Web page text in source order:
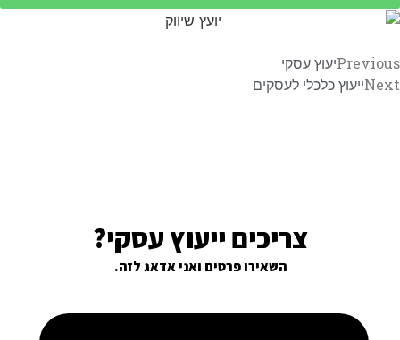
Previousיעוץ עסקי
Nextייעוץ כלכלי לעסקים
צריכים ייעוץ עסקי?
השאירו פרטים ואני אדאג לזה.